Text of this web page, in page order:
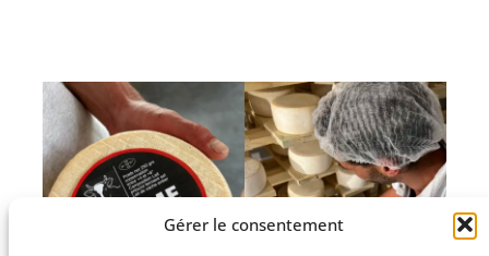
Gérer le consentement